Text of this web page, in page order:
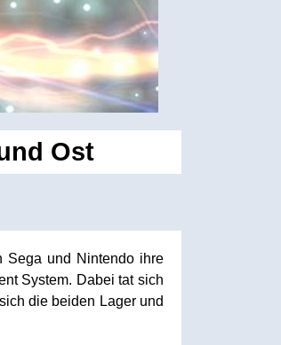
Ost
Sega und Nintendo ihre
System. Dabei tat sich
die beiden Lager und